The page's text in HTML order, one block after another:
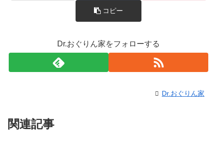
コピー
Dr.おぐりん家をフォローする
Dr.おぐりん家
関連記事